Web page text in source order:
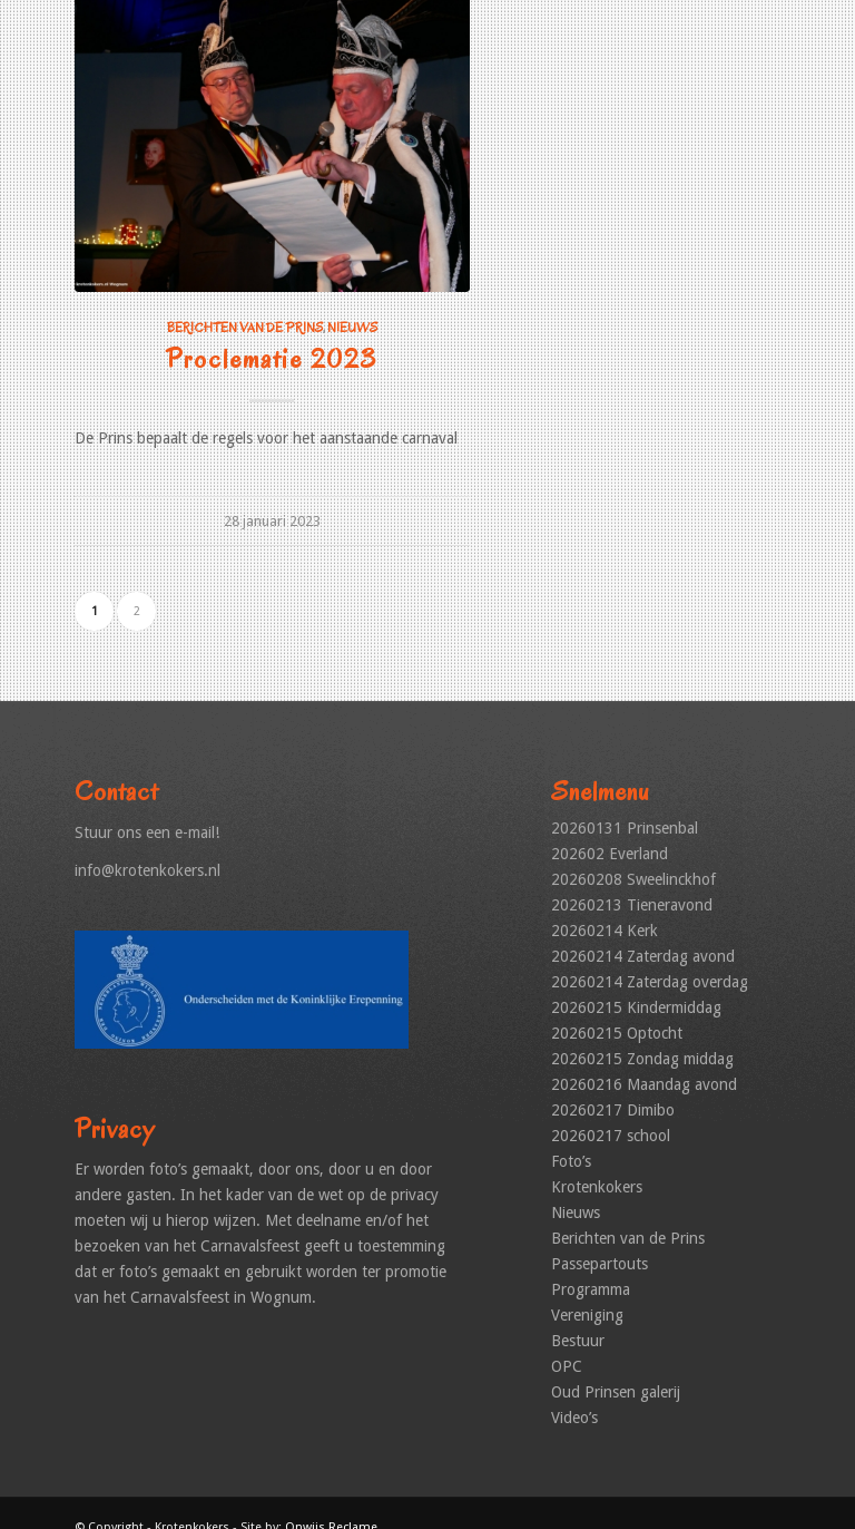
BERICHTEN VAN DE PRINS,NIEUWS
Proclematie 2023
De Prins bepaalt de regels voor het aanstaande carnaval
28 januari 2023
1 2
Contact
Stuur ons een e-mail!
info@krotenkokers.nl
Privacy
Er worden foto’s gemaakt, door ons, door u en door
andere gasten. In het kader van de wet op de privacy
moeten wij u hierop wijzen. Met deelname en/of het
bezoeken van het Carnavalsfeest geeft u toestemming
dat er foto’s gemaakt en gebruikt worden ter promotie
van het Carnavalsfeest in Wognum.
Snelmenu
20260131 Prinsenbal
202602 Everland
20260208 Sweelinckhof
20260213 Tieneravond
20260214 Kerk
20260214 Zaterdag avond
20260214 Zaterdag overdag
20260215 Kindermiddag
20260215 Optocht
20260215 Zondag middag
20260216 Maandag avond
20260217 Dimibo
20260217 school
Foto’s
Krotenkokers
Nieuws
Berichten van de Prins
Passepartouts
Programma
Vereniging
Bestuur
OPC
Oud Prinsen galerij
Video’s